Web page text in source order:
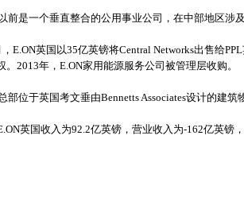
前是一个垂直整合的公用事业公司，在中部地区涉
E.ON英国以35亿英镑将Central Networks出售给
。2013年，E.ON家用能源服务公司被管理层收购。
部位于英国考文垂由Bennetts Associates设计的建
英国收入为92.2亿英镑，营业收入为-162亿英